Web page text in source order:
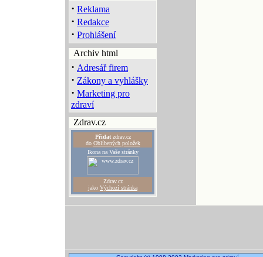
· Reklama
· Redakce
· Prohlášení
Archiv html
· Adresář firem
· Zákony a vyhlášky
· Marketing pro
zdraví
Zdrav.cz
Přidatzdrav.cz
do Oblíbených položek
Ikona na Vaše stránky
Zdrav.cz
jako Výchozí stránka